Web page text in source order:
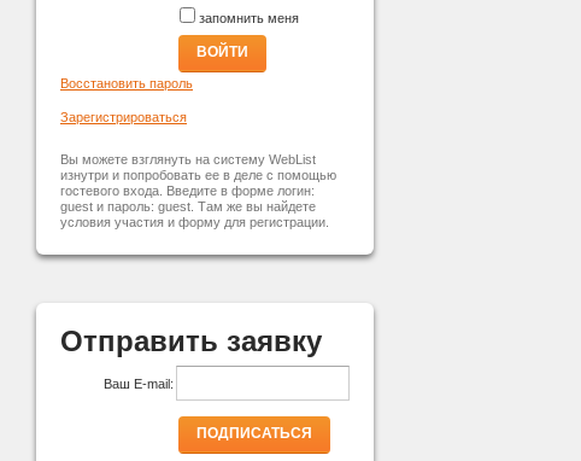
запомнить меня
ВОЙТИ
Восстановить пароль
Зарегистрироваться
Вы можете взглянуть на систему WebList
изнутри и попробовать ее в деле с помощью
гостевого входа. Введите в форме логин:
guest и пароль: guest. Там же вы найдете
условия участия и форму для регистрации.
Отправить заявку
Ваш E-mail:
ПОДПИСАТЬСЯ